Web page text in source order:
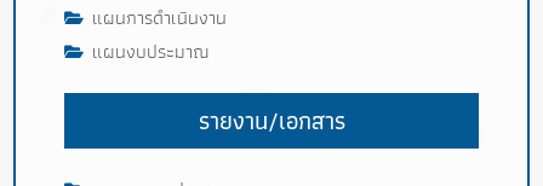
แผนการดำเนินงาน
แผนงบประมาณ
รายงาน/เอกสาร